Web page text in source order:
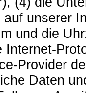
unserer
und die
Internet-
Provider
Daten